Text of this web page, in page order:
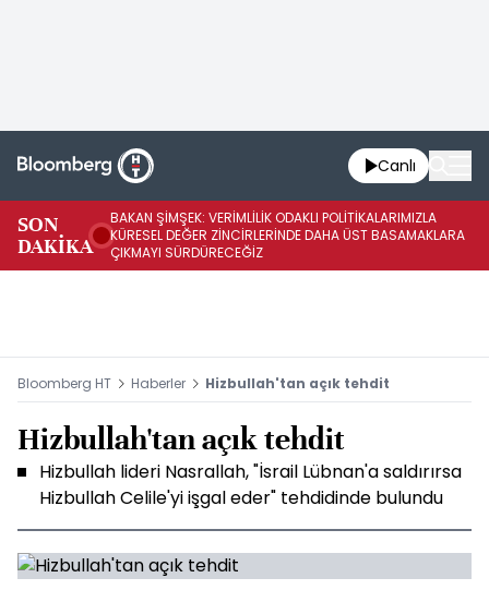
Canlı
SON
DAKİKA
BAKAN ŞİMŞEK: VERİMLİLİK ODAKLI POLİTİKALARIMIZLA
KÜRESEL DEĞER ZİNCİRLERİNDE DAHA ÜST BASAMAKLARA
ÇIKMAYI SÜRDÜRECEĞİZ
Bloomberg HT Haberler Hizbullah'tan açık tehdit
Hizbullah'tan açık tehdit
Hizbullah lideri Nasrallah, "İsrail Lübnan'a saldırırsa
Hizbullah Celile'yi işgal eder" tehdidinde bulundu